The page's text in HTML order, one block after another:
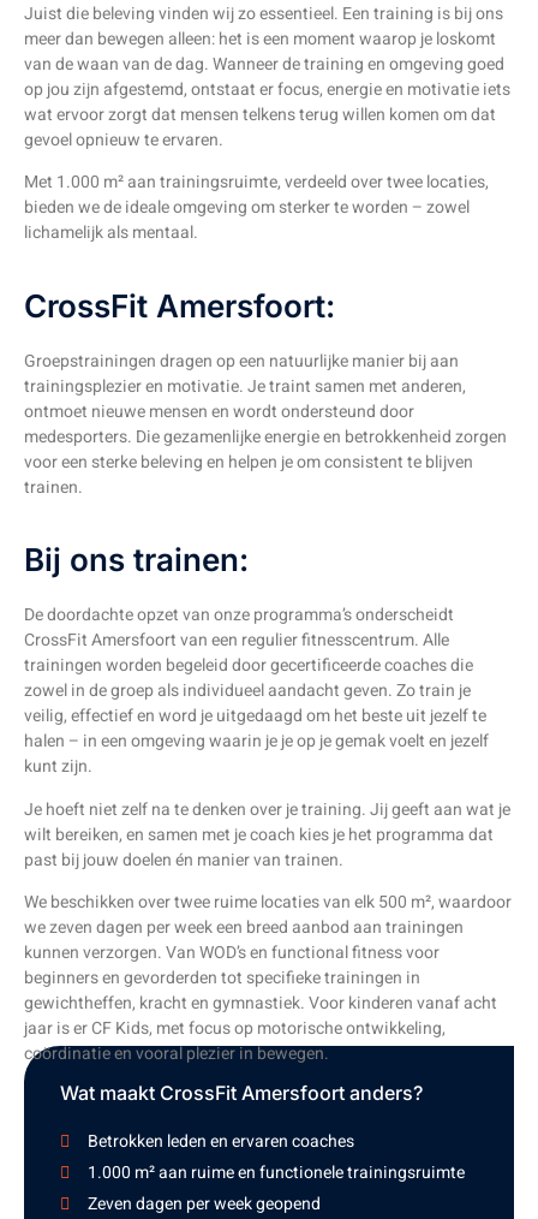
Wat maakt CrossFit Amersfoort anders?
Betrokken leden en ervaren coaches
1.000 m² aan ruime en functionele trainingsruimte
Zeven dagen per week geopend
Juist die beleving vinden wij zo essentieel. Een training is bij ons
meer dan bewegen alleen: het is een moment waarop je loskomt
van de waan van de dag. Wanneer de training en omgeving goed
op jou zijn afgestemd, ontstaat er focus, energie en motivatie iets
wat ervoor zorgt dat mensen telkens terug willen komen om dat
gevoel opnieuw te ervaren.
Met 1.000 m² aan trainingsruimte, verdeeld over twee locaties,
bieden we de ideale omgeving om sterker te worden – zowel
lichamelijk als mentaal.
CrossFit Amersfoort:
Groepstrainingen dragen op een natuurlijke manier bij aan
trainingsplezier en motivatie. Je traint samen met anderen,
ontmoet nieuwe mensen en wordt ondersteund door
medesporters. Die gezamenlijke energie en betrokkenheid zorgen
voor een sterke beleving en helpen je om consistent te blijven
trainen.
Bij ons trainen:
De doordachte opzet van onze programma’s onderscheidt
CrossFit Amersfoort van een regulier fitnesscentrum. Alle
trainingen worden begeleid door gecertificeerde coaches die
zowel in de groep als individueel aandacht geven. Zo train je
veilig, effectief en word je uitgedaagd om het beste uit jezelf te
halen – in een omgeving waarin je je op je gemak voelt en jezelf
kunt zijn.
Je hoeft niet zelf na te denken over je training. Jij geeft aan wat je
wilt bereiken, en samen met je coach kies je het programma dat
past bij jouw doelen én manier van trainen.
We beschikken over twee ruime locaties van elk 500 m², waardoor
we zeven dagen per week een breed aanbod aan trainingen
kunnen verzorgen. Van WOD’s en functional fitness voor
beginners en gevorderden tot specifieke trainingen in
gewichtheffen, kracht en gymnastiek. Voor kinderen vanaf acht
jaar is er CF Kids, met focus op motorische ontwikkeling,
coördinatie en vooral plezier in bewegen.